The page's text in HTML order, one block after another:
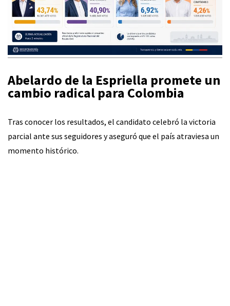
Abelardo de la Espriella promete un
cambio radical para Colombia
Tras conocer los resultados, el candidato celebró la victoria
parcial ante sus seguidores y aseguró que el país atraviesa un
momento histórico.